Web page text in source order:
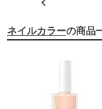
ネイルカラーの商品